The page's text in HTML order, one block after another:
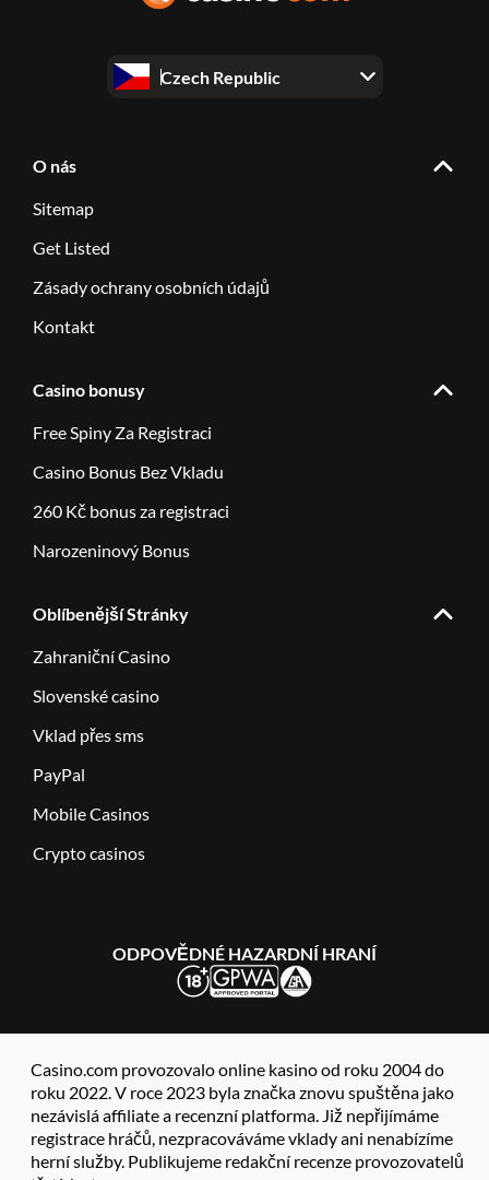
Czech Republic
O nás
Sitemap
Get Listed
Zásady ochrany osobních údajů
Kontakt
Casino bonusy
Free Spiny Za Registraci
Casino Bonus Bez Vkladu
260 Kč bonus za registraci
Narozeninový Bonus
Oblíbenější Stránky
Zahraniční Casino
Slovenské casino
Vklad přes sms
PayPal
Mobile Casinos
Crypto casinos
ODPOVĚDNÉ HAZARDNÍ HRANÍ
Casino.com provozovalo online kasino od roku 2004 do
roku 2022. V roce 2023 byla značka znovu spuštěna jako
nezávislá affiliate a recenzní platforma. Již nepřijímáme
registrace hráčů, nezpracováváme vklady ani nenabízíme
herní služby. Publikujeme redakční recenze provozovatelů